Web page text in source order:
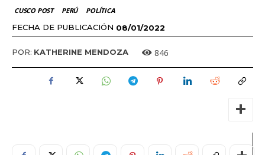
CUSCO POST PERÚ POLÍTICA
FECHA DE PUBLICACIÓN 08/01/2022
POR: KATHERINE MENDOZA 846